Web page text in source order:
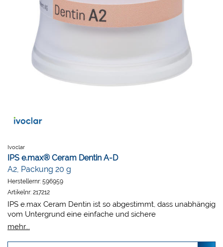
Ivoclar
IPS e.max® Ceram Dentin A-D
A2, Packung 20 g
Herstellernr: 596959
Artikelnr: 217212
IPS e.max Ceram Dentin ist so abgestimmt, dass unabhängig
vom Untergrund eine einfache und sichere
Farbreproduktion möglich ist. Hohe Standfestigkeit und
und unkompliziertes Schichten.
mehr...